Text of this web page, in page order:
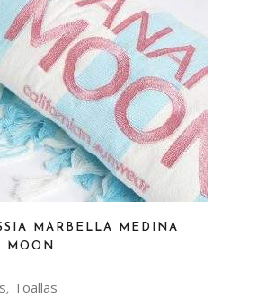
, Toallas
MARBELLA MEDINA
MOON